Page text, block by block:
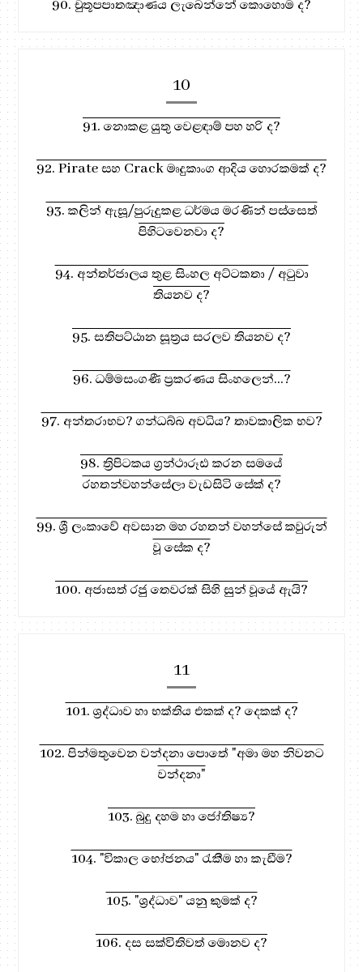
90. චුතූපපාතඤාණය ලැබෙන්නේ කොහොම ද?
10
91. නොකළ යුතු වෙළඳාම් පහ හරි ද?
92. Pirate සහ Crack මෘදුකාංග ආදිය හොරකමක් ද?
93. කලින් ඇසූ/පුරුදුකළ ධර්මය මරණින් පස්සෙත්
පිහිටවෙනවා ද?
94. අන්තර්ජාලය තුළ සිංහල අට්ටකතා / අටුවා
තියනව ද?
95. සතිපට්ඨාන සූත්‍රය සරලව තියනව ද?
96. ධම්මසංගණී ප්‍රකරණය සිංහලෙන්...?
97. අන්තරාභව? ගන්ධබ්බ අවධිය? තාවකාලික භව?
98. ත්‍රිපිටකය ග්‍රන්ථාරූඪ කරන සමයේ
රහතන්වහන්සේලා වැඩසිටි සේක් ද?
99. ශ්‍රී ලංකාවේ අවසාන මහ රහතන් වහන්සේ කවුරුන්
වූ සේක ද?
100. අජාසත් රජු තෙවරක් සිහි සුන් වූයේ ඇයි?
11
101. ශ්‍රද්ධාව හා භක්තිය එකක් ද? දෙකක් ද?
102. පින්මතුවෙන වන්දනා පොතේ "අමා මහ නිවනට
වන්දනා"
103. බුදු දහම හා ජෝතිෂ්‍ය?
104. "විකාල භෝජනය" රැකීම හා කැඩීම?
105. "ශ්‍රද්ධාව" යනු කුමක් ද?
106. දස සක්විතිවත් මොනව ද?